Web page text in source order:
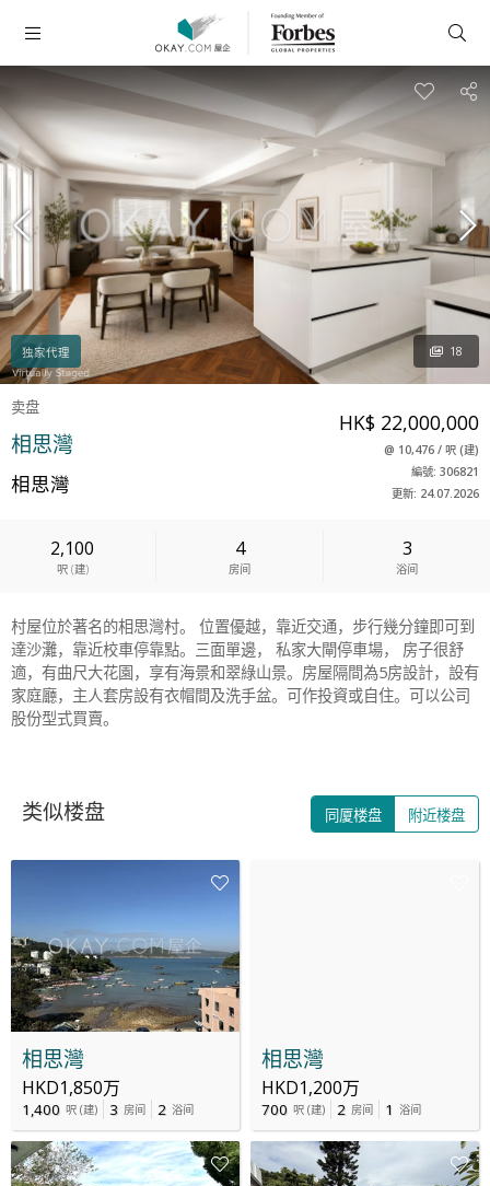
卖盘
相思灣
相思灣
HK$ 22,000,000
@ 10,476/ 呎(建)
編號: 306821
更新: 24.07.2026
2,100
呎(建)
4
房间
3
浴间
独家代理 18
村屋位於著名的相思灣村。 位置優越，靠近交通，步行幾分鐘即可到
達沙灘，靠近校車停靠點。三面單邊， 私家大閘停車場， 房子很舒
適，有曲尺大花園，享有海景和翠綠山景。房屋隔間為5房設計，設有
家庭廳，主人套房設有衣帽間及洗手盆。可作投資或自住。可以公司
股份型式買賣。
类似楼盘 同厦楼盘 附近楼盘
相思灣
HKD1,850万
1,400 呎 (建) 3 房间 2 浴间
相思灣
HKD1,200万
700 呎 (建) 2 房间 1 浴间